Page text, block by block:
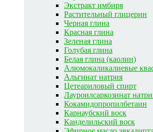
Экстракт имбиря
Растительный глицерин
Черная глина
Красная глина
Зеленая глина
Голубая глина
Белая глина (каолин)
Алюмокаликалиевые
Альгинат натрия
Цетеариловый спирт
Лауроилсаркозинат
Кокамидопропилбетаин
Карнаубский воск
Канделильский воск